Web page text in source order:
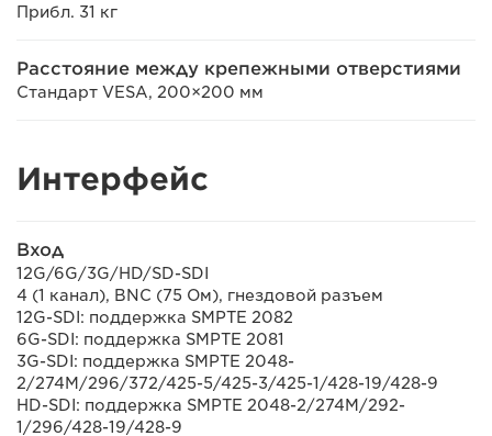
Прибл. 31 кг
Расстояние между крепежными отверстиями
Стандарт VESA, 200×200 мм
Интерфейс
Вход
12G/6G/3G/HD/SD-SDI
4 (1 канал), BNC (75 Ом), гнездовой разъем
12G-SDI: поддержка SMPTE 2082
6G-SDI: поддержка SMPTE 2081
3G-SDI: поддержка SMPTE 2048-
2/274M/296/372/425-5/425-3/425-1/428-19/428-9
HD-SDI: поддержка SMPTE 2048-2/274M/292-
1/296/428-19/428-9